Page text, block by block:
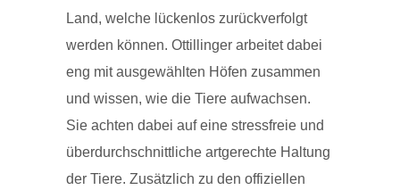
Land, welche lückenlos zurückverfolgt
werden können. Ottillinger arbeitet dabei
eng mit ausgewählten Höfen zusammen
und wissen, wie die Tiere aufwachsen.
Sie achten dabei auf eine stressfreie und
überdurchschnittliche artgerechte Haltung
der Tiere. Zusätzlich zu den offiziellen